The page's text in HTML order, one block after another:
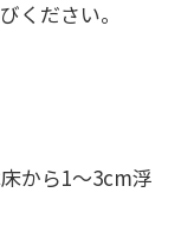
ください。
から1〜3cm浮